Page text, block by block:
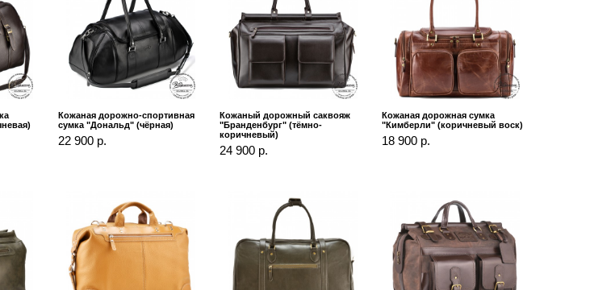
Кожаная дорожно-спортивная
сумка "Дональд" (чёрная)
22 900 р.
Кожаный дорожный саквояж
"Бранденбург" (тёмно-
коричневый)
24 900 р.
Кожаная дорожная сумка
"Кимберли" (коричневый воск)
18 900 р.